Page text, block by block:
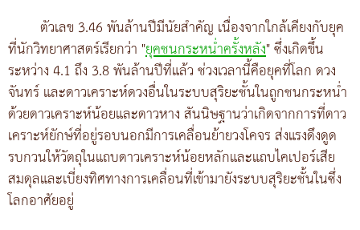
ตัวเลข 3.46 พันล้านปีมีนัยสำคัญ เนื่องจากใกล้เคียงกับยุค
ที่นักวิทยาศาสตร์เรียกว่า "ยุคชนกระหน่ำครั้งหลัง" ซึ่งเกิดขึ้น
ระหว่าง 4.1 ถึง 3.8 พันล้านปีที่แล้ว ช่วงเวลานี้คือยุคที่โลก ดวง
จันทร์ และดาวเคราะห์ดวงอื่นในระบบสุริยะชั้นในถูกชนกระหน่ำ
ด้วยดาวเคราะห์น้อยและดาวหาง สันนิษฐานว่าเกิดจากการที่ดาว
เคราะห์ยักษ์ที่อยู่รอบนอกมีการเคลื่อนย้ายวงโคจร ส่งแรงดึงดูด
รบกวนให้วัตถุในแถบดาวเคราะห์น้อยหลักและแถบไคเปอร์เสีย
สมดุลและเบี่ยงทิศทางการเคลื่อนที่เข้ามายังระบบสุริยะชั้นในซึ่ง
โลกอาศัยอยู่